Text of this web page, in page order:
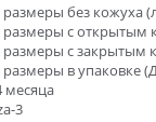
без кожуха
с открытым
с закрытым
в упаковке
месяца
3